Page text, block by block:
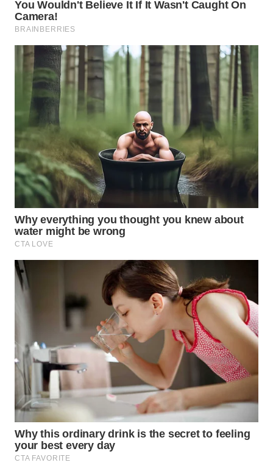
WN
PAKPAK
WN
KARAWANG
BEKASI
WN
BOGOR
WN
DEPOK
WN
WN
PADANG
LAWAS
WN
SUMEDANG
WN
CIANJUR